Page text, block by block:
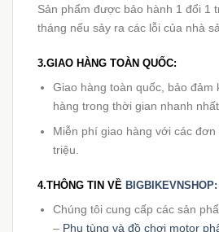
Sản phẩm được bảo hành 1 đổi 1
tháng nếu sảy ra các lỗi của nhà
3.GIAO HÀNG TOÀN QUỐC:
Giao hàng toàn quốc, bảo đảm
hàng trong thời gian nhanh
Miễn phí giao hàng với các
triệu.
4.THÔNG TIN VỀ BIGBIKEVNSHOP:
Chúng tôi cung cấp các sản
– Phụ tùng và đồ chơi motor